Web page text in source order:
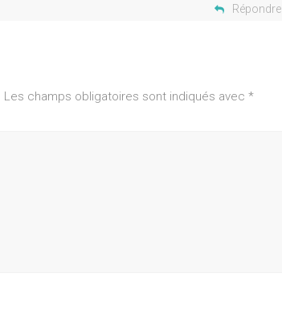
Répondre
Les champs obligatoires sont indiqués avec *